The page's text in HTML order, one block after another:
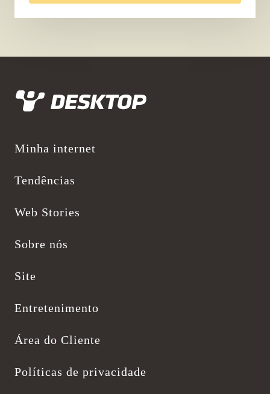
Minha internet
Tendências
Web Stories
Sobre nós
Site
Entretenimento
Área do Cliente
Políticas de privacidade